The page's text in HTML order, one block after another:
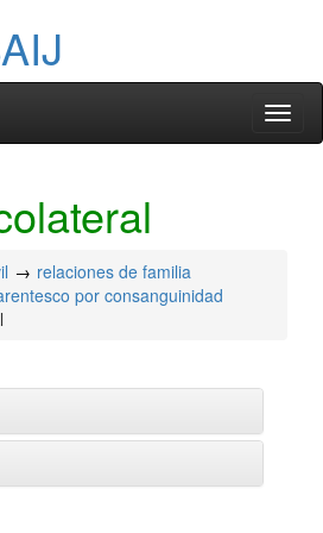
relaciones de familia
por consanguinidad